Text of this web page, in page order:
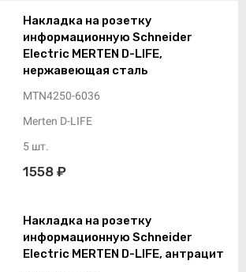
Накладка на розетку
информационную Schneider
Electric MERTEN D-LIFE,
нержавеющая сталь
MTN4250-6036
Merten D-LIFE
5 шт.
1558 ₽
Накладка на розетку
информационную Schneider
Electric MERTEN D-LIFE, антрацит